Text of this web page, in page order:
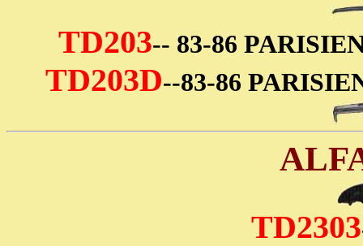
TD203-- 83-86
TD203D--83-86
TD2303